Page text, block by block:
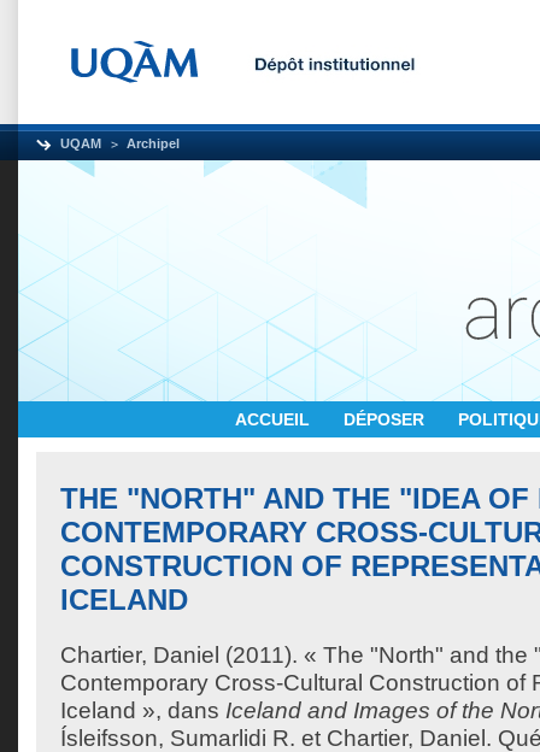
UQAM Archipel
ACCUEIL DÉPOSER
THE "NORTH" AND THE "IDEA
CONTEMPORARY CROSS-
CONSTRUCTION OF
ICELAND
Chartier, Daniel (2011). « The "North" and the
Contemporary Cross-Cultural Construction of
Iceland », dans Iceland and Images of the
Ísleifsson, Sumarlidi R. et Chartier, Daniel .